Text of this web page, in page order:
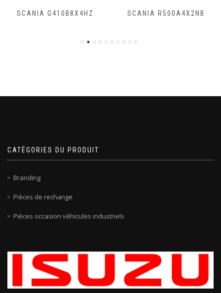
SCANIA R500A4X2NB SCANIA R450A4X2NA
CATÉGORIES DU PRODUIT
Branding
Pièces de rechange
Pièces occasion véhicules industriels